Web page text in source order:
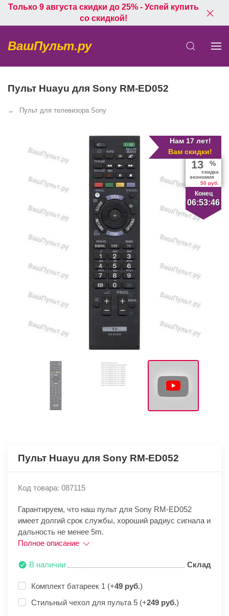
Только 9 августа скидки до 25% - Успей купить
со скидкой!
ВашПульт.ру
Пульт Huayu для Sony RM-ED052
Пульт для телевизора Sony
Нам 17 лет!
Вам скидки!
Конец
06:53:45
13 %
скидка
экономия
50 руб.
Пульт Huayu для Sony RM-ED052
Код товара: 087115
Гарантируем, что наш пульт для Sony RM-ED052
имеет долгий срок службы, хороший радиус сигнала и
дальность не менее 5m.
Полное описание
В наличии Склад
Комплект батареек 1 (+49 руб.)
Стильный чехол для пульта 5 (+249 руб.)